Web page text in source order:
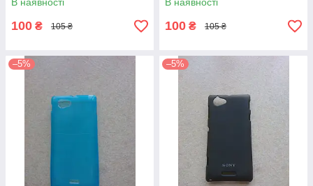
В наявності
100 ₴ 105 ₴
В наявності
100 ₴ 105 ₴
–5% –5%